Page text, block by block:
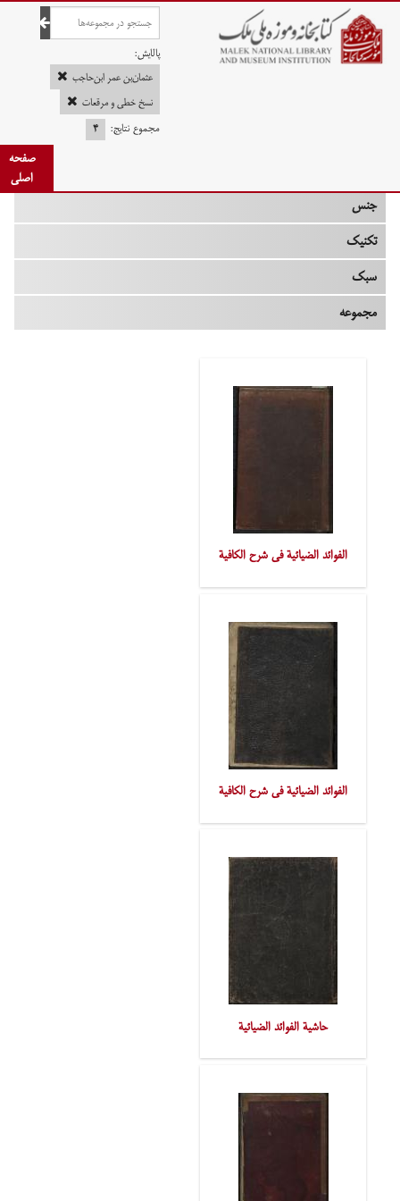
صفحه اصلی
پالایش:
عثمان‌بن عمر ابن‌حاجب
نسخ خطی و مرقعات
مجموع نتایج:
۴
صفحه
اصلی
جنس
تکنیک
سبک
مجموعه
الفوائد الضیائیة فی شرح الکافیة
الفوائد الضیائیة فی شرح الکافیة
حاشیة الفوائد الضیائیة